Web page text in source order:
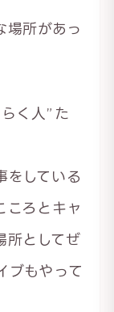
場所があっ
く人”た
をしている
ころとキャ
所としてぜ
ブもやって